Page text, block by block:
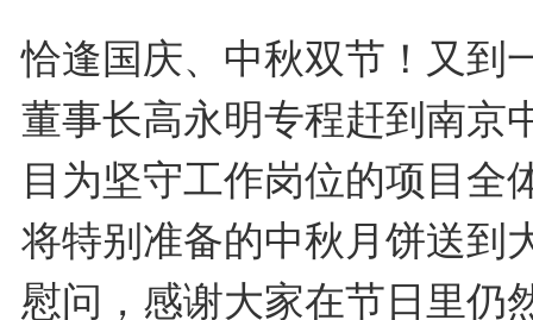
恰逢国庆、中秋双节！又到
董事长高永明专程赶到南京
目为坚守工作岗位的项目全
将特别准备的中秋月饼送到
慰问，感谢大家在节日里仍